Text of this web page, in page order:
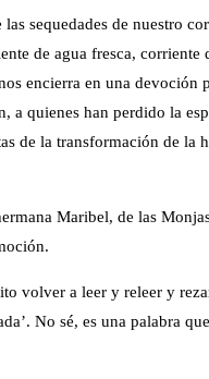
sequedades de nuestro
de agua fresca, corriente
encierra en una devoción
a quienes han perdido la
de la transformación de la
Maribel, de las
volver a leer y releer y
No sé, es una palabra